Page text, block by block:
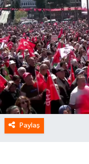
Paylaş